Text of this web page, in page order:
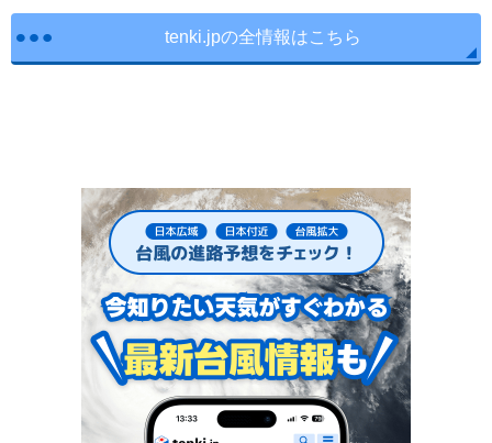
tenki.jpの全情報はこちら